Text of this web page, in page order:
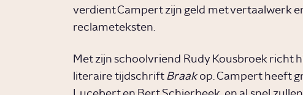
verdient Campert zijn geld met vertaalwerk
reclameteksten.
Met zijn schoolvriend Rudy Kousbroek richt
literaire tijdschrift Braakop. Campert heeft